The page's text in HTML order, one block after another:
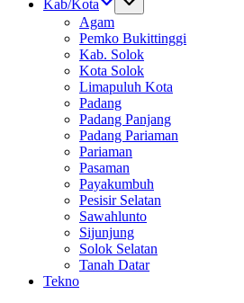
Kab/Kota
Agam
Pemko Bukittinggi
Kab. Solok
Kota Solok
Limapuluh Kota
Padang
Padang Panjang
Padang Pariaman
Pariaman
Pasaman
Payakumbuh
Pesisir Selatan
Sawahlunto
Sijunjung
Solok Selatan
Tanah Datar
Tekno